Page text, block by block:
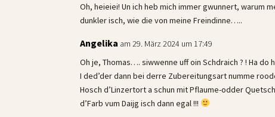
Oh, heieiei! Un ich heb mich immer gwunnert, warum
dunkler isch, wie die von meine Freindinne…..
Angelika am 29. März 2024 um 17:49
Oh je, Thomas…. siwwenne uff oin Schdraich ? ! Ha do
I ded’der dann bei derre Zubereitungsart numme
Hosch d’Linzertort a schun mit Pflaume-odder
d’Farb vum Daijg isch dann egal !!!